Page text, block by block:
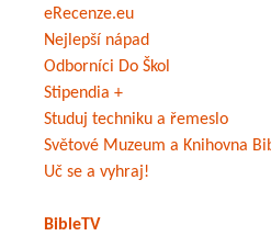
eRecenze.eu
Nejlepší nápad
Odborníci Do Škol
Stipendia +
Studuj techniku a řemeslo
Světové Muzeum a Knihovna
Uč se a vyhraj!
BibleTV